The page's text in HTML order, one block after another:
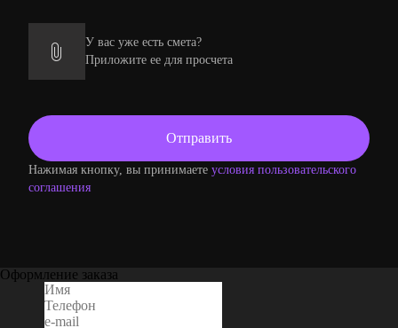
У вас уже есть смета?
Приложите ее для просчета
Нажимая кнопку, вы принимаете условия пользовательского
соглашения
Оформление заказа